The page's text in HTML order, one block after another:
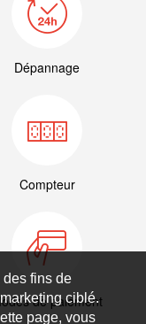
Dépannage
Compteur
de paiement
fins de
ciblé.
page, vous